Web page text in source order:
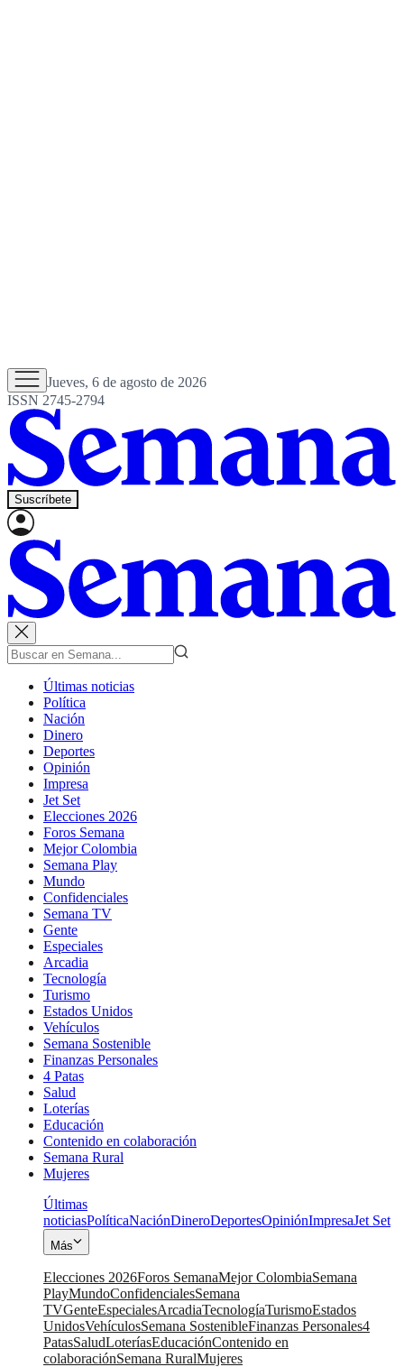
Jueves, 6 de agosto de 2026
ISSN 2745-2794
Suscríbete
Últimas noticias
Política
Nación
Dinero
Deportes
Opinión
Impresa
Jet Set
Elecciones 2026
Foros Semana
Mejor Colombia
Semana Play
Mundo
Confidenciales
Semana TV
Gente
Especiales
Arcadia
Tecnología
Turismo
Estados Unidos
Vehículos
Semana Sostenible
Finanzas Personales
4 Patas
Salud
Loterías
Educación
Contenido en colaboración
Semana Rural
Mujeres
Últimas
noticiasPolíticaNaciónDineroDeportesOpiniónImpresaJet Set
Más
Elecciones 2026Foros SemanaMejor ColombiaSemana
PlayMundoConfidencialesSemana
TVGenteEspecialesArcadiaTecnologíaTurismoEstados
UnidosVehículosSemana SostenibleFinanzas Personales4
PatasSaludLoteríasEducaciónContenido en
colaboraciónSemana RuralMujeres